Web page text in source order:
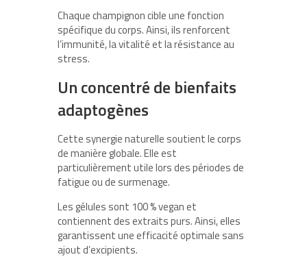
Chaque champignon cible une fonction
spécifique du corps. Ainsi, ils renforcent
l’immunité, la vitalité et la résistance au
stress.
Un concentré de bienfaits
adaptogènes
Cette synergie naturelle soutient le corps
de manière globale. Elle est
particulièrement utile lors des périodes de
fatigue ou de surmenage.
Les gélules sont 100 % vegan et
contiennent des extraits purs. Ainsi, elles
garantissent une efficacité optimale sans
ajout d’excipients.